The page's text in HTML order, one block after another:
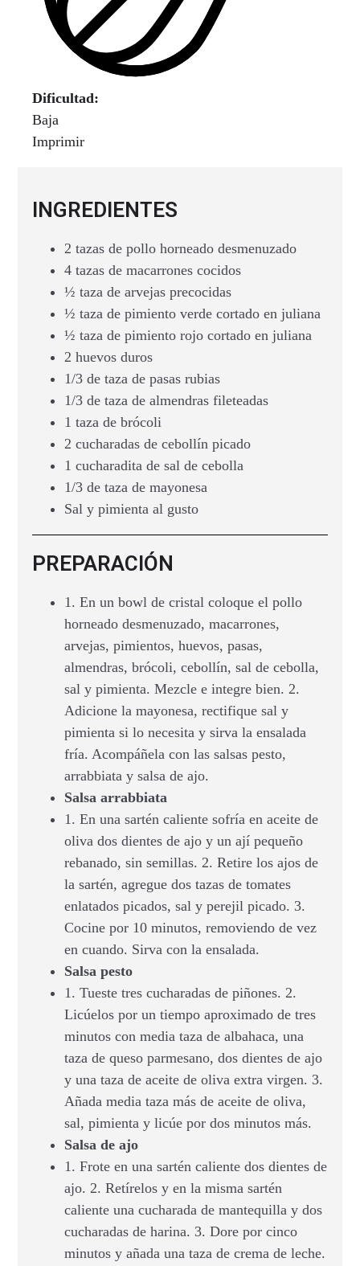
Dificultad:
Baja
Imprimir
INGREDIENTES
2 tazas de pollo horneado desmenuzado
4 tazas de macarrones cocidos
½ taza de arvejas precocidas
½ taza de pimiento verde cortado en juliana
½ taza de pimiento rojo cortado en juliana
2 huevos duros
1/3 de taza de pasas rubias
1/3 de taza de almendras fileteadas
1 taza de brócoli
2 cucharadas de cebollín picado
1 cucharadita de sal de cebolla
1/3 de taza de mayonesa
Sal y pimienta al gusto
PREPARACIÓN
1. En un bowl de cristal coloque el pollo
horneado desmenuzado, macarrones,
arvejas, pimientos, huevos, pasas,
almendras, brócoli, cebollín, sal de cebolla,
sal y pimienta. Mezcle e integre bien. 2.
Adicione la mayonesa, rectifique sal y
pimienta si lo necesita y sirva la ensalada
fría. Acompáñela con las salsas pesto,
arrabbiata y salsa de ajo.
Salsa arrabbiata
1. En una sartén caliente sofría en aceite de
oliva dos dientes de ajo y un ají pequeño
rebanado, sin semillas. 2. Retire los ajos de
la sartén, agregue dos tazas de tomates
enlatados picados, sal y perejil picado. 3.
Cocine por 10 minutos, removiendo de vez
en cuando. Sirva con la ensalada.
Salsa pesto
1. Tueste tres cucharadas de piñones. 2.
Licúelos por un tiempo aproximado de tres
minutos con media taza de albahaca, una
taza de queso parmesano, dos dientes de ajo
y una taza de aceite de oliva extra virgen. 3.
Añada media taza más de aceite de oliva,
sal, pimienta y licúe por dos minutos más.
Salsa de ajo
1. Frote en una sartén caliente dos dientes de
ajo. 2. Retírelos y en la misma sartén
caliente una cucharada de mantequilla y dos
cucharadas de harina. 3. Dore por cinco
minutos y añada una taza de crema de leche.